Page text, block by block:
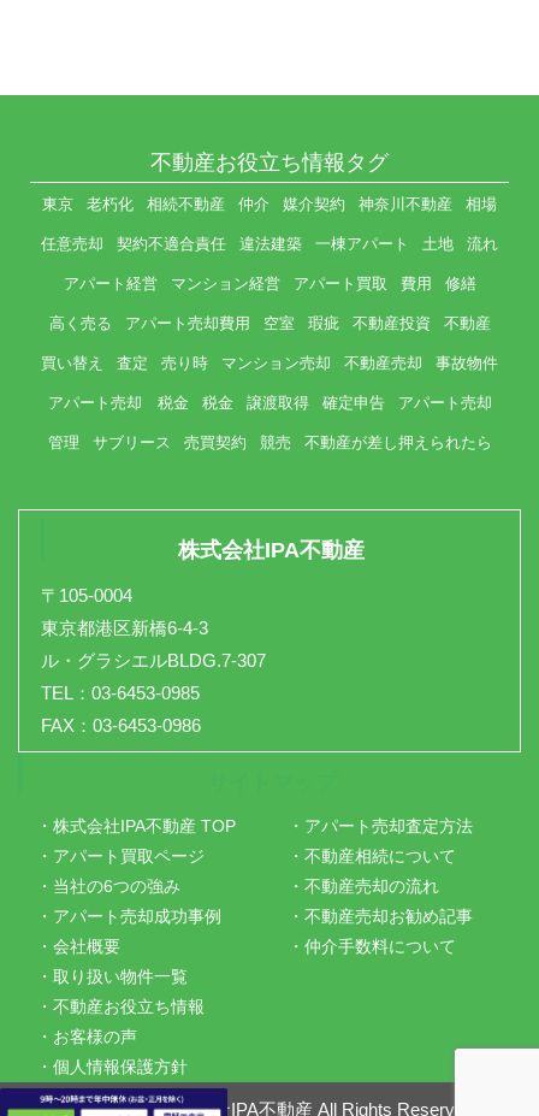
不動産お役立ち情報タグ
東京 老朽化 相続不動産 仲介 媒介契約 神奈川不動産 相場
任意売却 契約不適合責任 違法建築 一棟アパート 土地 流れ
アパート経営 マンション経営 アパート買取 費用 修繕
高く売る アパート売却費用 空室 瑕疵 不動産投資 不動産
買い替え 査定 売り時 マンション売却 不動産売却 事故物件
アパート売却 税金 税金 譲渡取得 確定申告 アパート売却
管理 サブリース 売買契約 競売 不動産が差し押えられたら
株式会社IPA不動産
〒105-0004
東京都港区新橋6-4-3
ル・グラシエルBLDG.7-307
TEL：03-6453-0985
FAX：03-6453-0986
・株式会社IPA不動産 TOP
・アパート買取ページ
・当社の6つの強み
・アパート売却成功事例
・会社概要
・アパート売却査定方法
・不動産相続について
・不動産売却の流れ
・不動産売却お勧め記事
・仲介手数料について
・取り扱い物件一覧
・不動産お役立ち情報
・お客様の声
・個人情報保護方針
Copyright ©株式会社IPA不動産 All Rights Reserved.